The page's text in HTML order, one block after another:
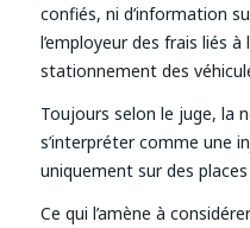
confiés, ni d’information
l’employeur des frais liés
stationnement des
Toujours selon le juge, la
s’interpréter comme une
uniquement sur des
Ce qui l’amène à